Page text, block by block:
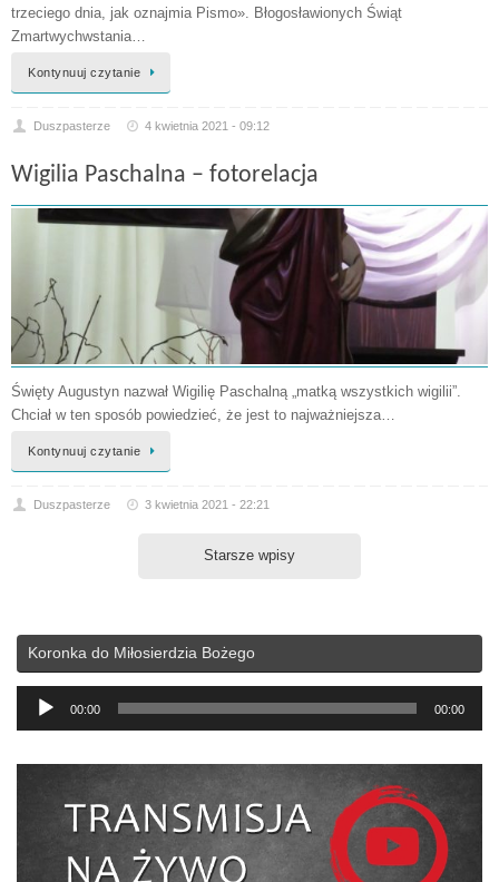
trzeciego dnia, jak oznajmia Pismo». Błogosławionych Świąt
Zmartwychwstania…
Kontynuuj czytanie
Duszpasterze 4 kwietnia 2021 - 09:12
Wigilia Paschalna – fotorelacja
Święty Augu­styn nazwał Wigilię Paschalną „matką wszystkich wigilii”.
Chciał w ten sposób powiedzieć, że jest to najważniej­sza…
Kontynuuj czytanie
Duszpasterze 3 kwietnia 2021 - 22:21
Starsze wpisy
Koronka do Miłosierdzia Bożego
Odtwarzacz
plików
00:00 00:00